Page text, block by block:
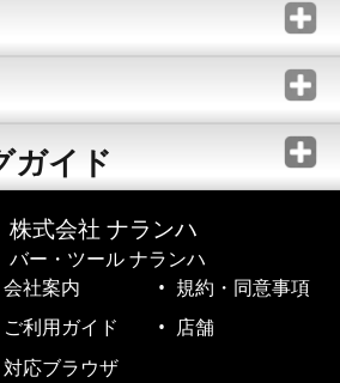
ガイド
株式会社 ナランハ
バー・ツール ナランハ
会社案内
規約・同意事項
ご利用ガイド
店舗
対応ブラウザ